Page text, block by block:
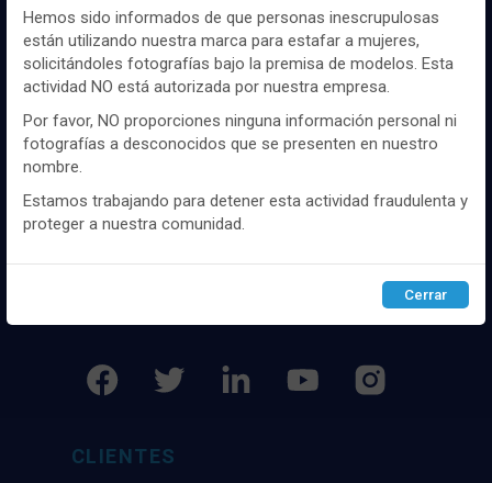
Distribuidor y mayorista textil de las mejores
marcaas de ropa y complementos del
mercado, marcas tanto nacionales como
internacionales. Más de 25 años de
comercios
CLIENTES
persistentes, para hacer funcionar de manera segura nuestra
página web y personalizar su contenido.
Igualmente, utilizamos cookies para medir y obtener datos de
la navegación que realizas y para ajustar el contenido a tus
gustos y preferencias.
Puedesconfigurary aceptar el uso de cookies a tu gusto.
Para obtener más información visita nuestra
cookies.
Configurar Rechazar ACEPTAR
Hemos sido informados de que personas inescrupulosas
están utilizando nuestra marca para estafar a mujeres,
solicitándoles fotografías bajo la premisa de modelos. Esta
actividad NO está autorizada por nuestra empresa.
Por favor, NO proporciones ninguna información personal ni
fotografías a desconocidos que se presenten en nuestro
nombre.
Estamos trabajando para detener esta actividad fraudulenta y
proteger a nuestra comunidad.
Cerrar